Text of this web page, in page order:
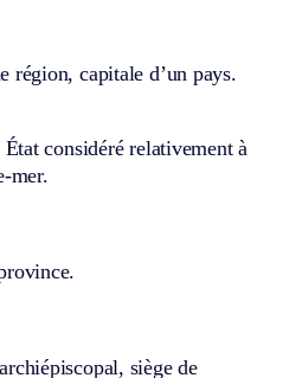
région, capitale d’un pays.
considéré relativement à
mer.
siège de